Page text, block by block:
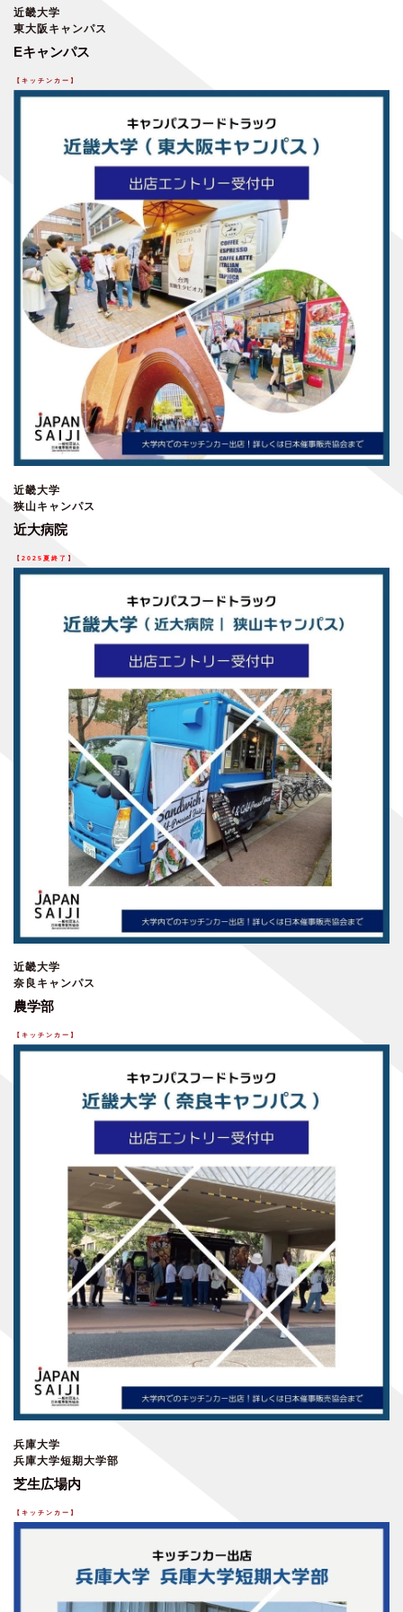
近畿大学
東大阪キャンパス
Eキャンパス
【キッチンカー】
近畿大学
狭山キャンパス
近大病院
【 2025夏終了 】
近畿大学
奈良キャンパス
農学部
【 キッチンカー 】
兵庫大学
兵庫大学短期大学部
芝生広場内
【キッチンカー 】